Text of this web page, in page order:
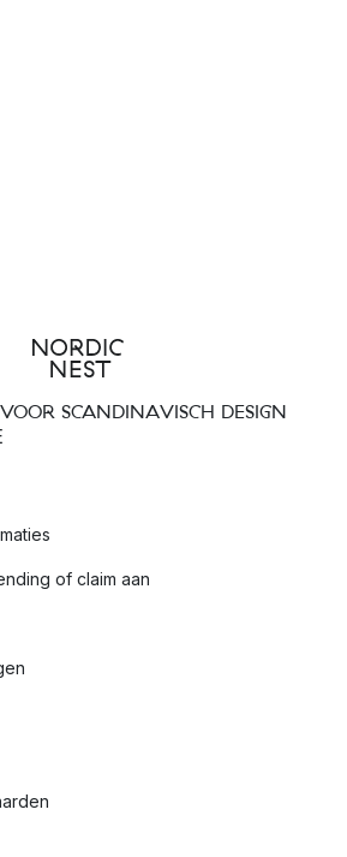
SCANDINAVISCH DESIGN
of claim aan